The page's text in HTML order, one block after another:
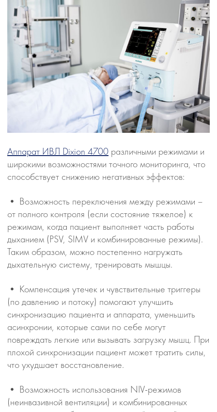
Аппарат ИВЛ Dixion 4700 различными режимами и
широкими возможностями точного мониторинга, что
способствует снижению негативных эффектов:
• Возможность переключения между режимами –
от полного контроля (если состояние тяжелое) к
режимам, когда пациент выполняет часть работы
дыханием (PSV, SIMV и комбинированные режимы).
Таким образом, можно постепенно нагружать
дыхательную систему, тренировать мышцы.
• Компенсация утечек и чувствительные триггеры
(по давлению и потоку) помогают улучшить
синхронизацию пациента и аппарата, уменьшить
асинхронии, которые сами по себе могут
повреждать легкие или вызывать загрузку мышц. При
плохой синхронизации пациент может тратить силы,
что ухудшает восстановление.
• Возможность использования NIV-режимов
(неинвазивной вентиляции) и комбинированных